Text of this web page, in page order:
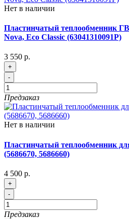
Нет в наличии
Пластинчатый теплообменник
Nova, Eco Classic (63041310091P)
3 550 р.
+
-
Предзаказ
Нет в наличии
Пластинчатый теплообменник
(5686670, 5686660)
4 500 р.
+
-
Предзаказ